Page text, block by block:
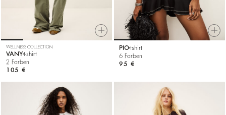
WELLNESS COLLECTION
VANYt-shirt
2 Farben
105 €
PIOtshirt
6 Farben
95 €